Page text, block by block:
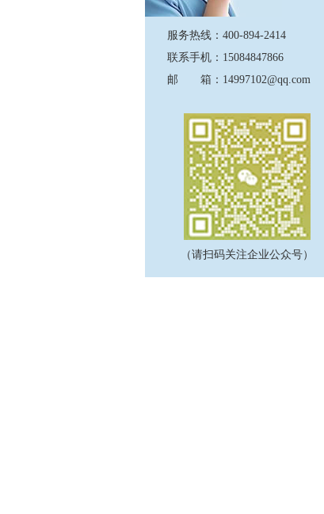
服务热线：400-894-2414
联系手机：15084847866
邮 箱：14997102@qq.com
（请扫码关注企业公众号）